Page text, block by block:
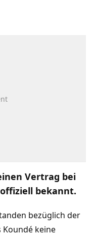
Vertrag bei
bekannt.
bezüglich der
Koundé keine